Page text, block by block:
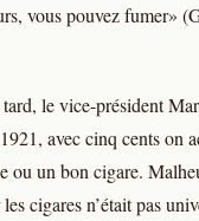
vous pouvez fumer»
le vice-président
avec cinq cents on
ou un bon cigare.
cigares n’était pas